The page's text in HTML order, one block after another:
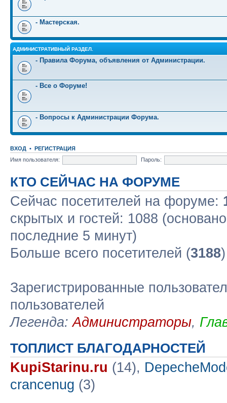
- Мастерская.
АДМИНИСТРАТИВНЫЙ РАЗДЕЛ.
- Правила Форума, объявления от Администрации.
- Все о Форуме!
- Вопросы к Администрации Форума.
ВХОД • РЕГИСТРАЦИЯ
Имя пользователя:
Пароль:
КТО СЕЙЧАС НА ФОРУМЕ
Сейчас посетителей на форуме:
скрытых и гостей: 1088
последние 5 минут)
Больше всего посетителей (3188
Зарегистрированные
пользователей
Легенда:Администраторы,
ТОПЛИСТ БЛАГОДАРНОСТЕЙ
KupiStarinu.ru (14),
crancenug (3)